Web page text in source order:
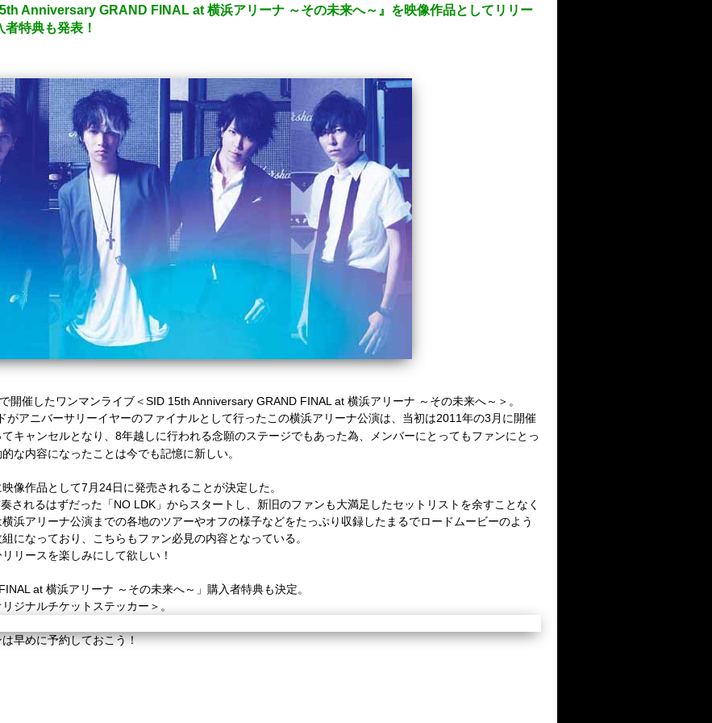
Anniversary GRAND FINAL at 横浜アリーナ ～その未来へ～』を映像作品としてリリー
特典も発表！
開催したワンマンライブ＜SID 15th Anniversary GRAND FINAL at 横浜アリーナ ～その未来へ～＞。
がアニバーサリーイヤーのファイナルとして行ったこの横浜アリーナ公演は、当初は2011年の3 月に開催
キャンセルとなり、 8年越しに行われる念願のステージでもあった為、メンバーにとってもファンにとっ
な内容になったことは今でも記憶に新しい。
像作品として7 月 24日に発売されることが決定した。
されるはずだった「NO LDK 」からスタートし、新旧のファンも大満足したセットリストを余すことなく
浜アリーナ公演までの各地のツアーやオフの様子などをたっぷり収録したまるでロードムービーのよう
になっており、こちらもファン必見の内容となっている。
リースを楽しみにして欲しい！
at 横浜アリーナ ～その未来へ～」購入者特典も決定。
ジナルチケットステッカー＞。
早めに予約しておこう！